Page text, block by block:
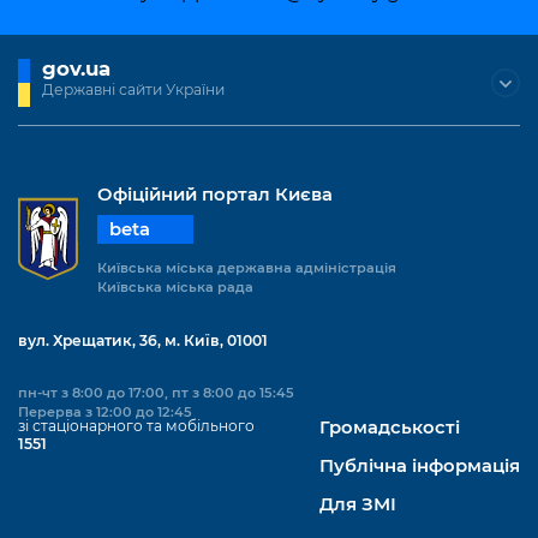
Підприємства, установи, організації
Безбар'єрність
Київська міська військова адміністрація
Портал Захисників та Захисниць
Безбар'єрність
Міський застосунок Київ Цифровий
Важливе під час воєнного стану
Важливе під час воєнного стану
Портал даних Києва
Публічні дашборди
gov.ua
Державні сайти України
Офіційний портал Києва
beta
Київська міська державна адміністрація
Київська міська рада
вул. Хрещатик, 36, м. Київ, 01001
пн-чт з 8:00 до 17:00, пт з 8:00 до 15:45
Перерва з 12:00 до 12:45
зі стаціонарного та мобільного
1551
Громадськості
Публічна інформація
Для ЗМІ